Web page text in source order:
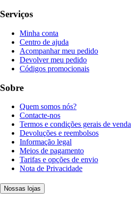
Serviços
Minha conta
Centro de ajuda
Acompanhar meu pedido
Devolver meu pedido
Códigos promocionais
Sobre
Quem somos nós?
Contacte-nos
Termos e condições gerais de venda
Devoluções e reembolsos
Informação legal
Meios de pagamento
Tarifas e opções de envio
Nota de Privacidade
Nossas lojas